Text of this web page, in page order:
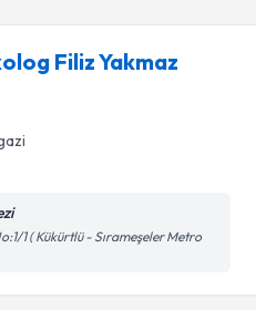
Filiz Yakmaz
1 ( Kükürtlü - Sırameşeler Metro